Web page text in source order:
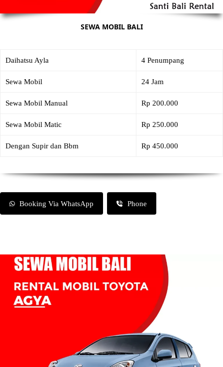
SEWA MOBIL BALI
Daihatsu Ayla 4 Penumpang
Sewa Mobil 24 Jam
Sewa Mobil Manual Rp 200.000
Sewa Mobil Matic Rp 250.000
Dengan Supir dan Bbm Rp 450.000
Booking Via WhatsApp Phone